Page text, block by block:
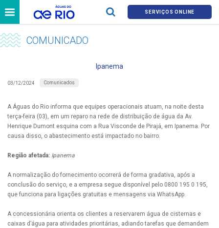
SERVIÇOS ONLINE
COMUNICADO
Ipanema
03/12/2024 Comunicados
A Águas do Rio informa que equipes operacionais atuam, na noite desta
terça-feira (03), em um reparo na rede de distribuição de água da Av.
Henrique Dumont esquina com a Rua Visconde de Pirajá, em Ipanema. Por
causa disso, o abastecimento está impactado no bairro.
Região afetada: Ipanema
A normalização do fornecimento ocorrerá de forma gradativa, após a
conclusão do serviço, e a empresa segue disponível pelo 0800 195 0 195,
que funciona para ligações gratuitas e mensagens via WhatsApp.
A concessionária orienta os clientes a reservarem água de cisternas e
caixas d’água para atividades prioritárias, adiando tarefas que demandem